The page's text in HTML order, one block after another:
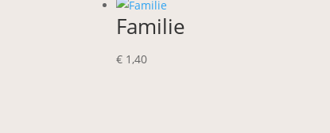
Familie
€ 1,40